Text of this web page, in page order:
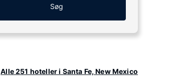
Søg
Alle 251 hoteller i Santa Fe, New Mexico